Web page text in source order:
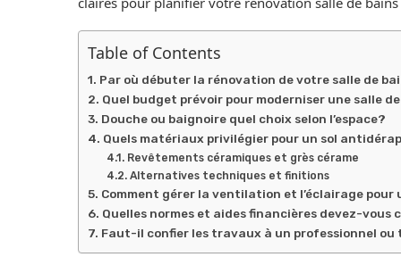
Table of Contents
Par où débuter la rénovation de votre salle de
Quel budget prévoir pour moderniser une salle
Douche ou baignoire quel choix selon l’espace?
Quels matériaux privilégier pour un sol
Revêtements céramiques et grès cérame
Alternatives techniques et finitions
Comment gérer la ventilation et l’éclairage
Quelles normes et aides financières devez-vous
Faut-il confier les travaux à un professionnel ou